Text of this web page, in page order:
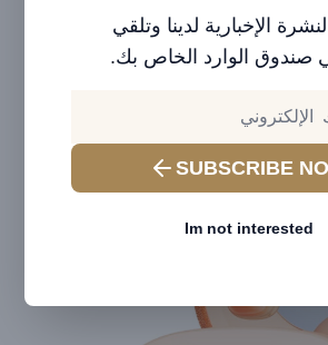
الإخبارية لدينا وتلقي
صندوق الوارد الخاص بك.
SUBSCRIBE
Im not interested